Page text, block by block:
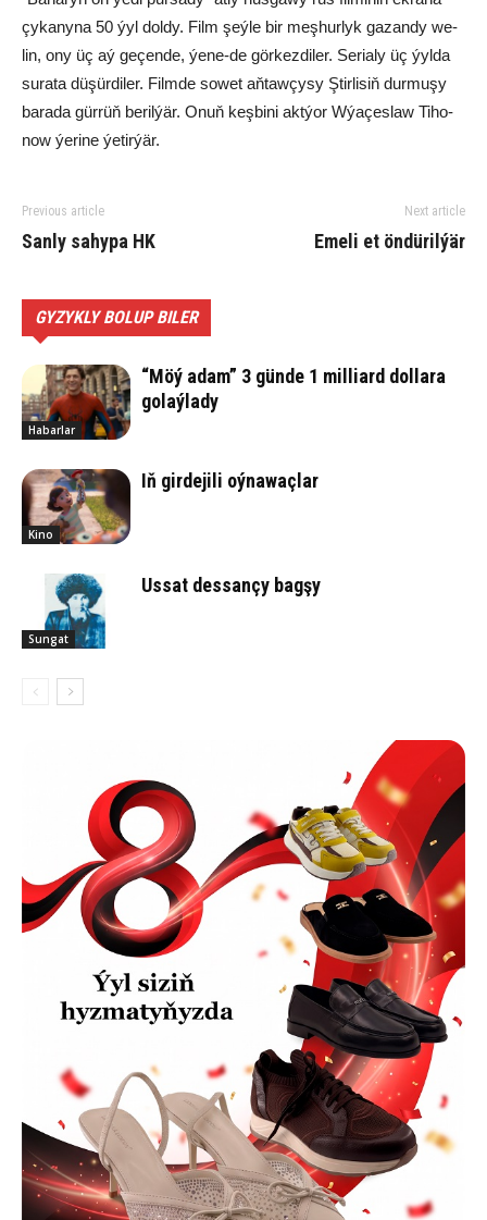
çy­ka­ny­na 50 ýyl dol­dy. Film şeý­le bir meş­hur­lyk ga­zan­dy we­
lin, ony üç aý ge­çen­de, ýe­ne-de gör­kez­di­ler. Se­ria­ly üç ýyl­da
su­ra­ta dü­şür­di­ler. Film­de so­wet aň­taw­çy­sy Ştir­li­siň dur­mu­şy
ba­ra­da gür­rüň be­ril­ýär. Onuň keş­bi­ni akt­ýor Wýa­çes­law Ti­ho­
now ýe­ri­ne ýe­tir­ýär.
Previous article
Sanly sahypa HK
Next article
Emeli et öndürilýär
GYZYKLY BOLUP BILER
Habarlar
“Möý adam” 3 günde 1 milliard dollara
golaýlady
Kino
Iň girdejili oýnawaçlar
Sungat
Ussat des­san­çy bag­şy